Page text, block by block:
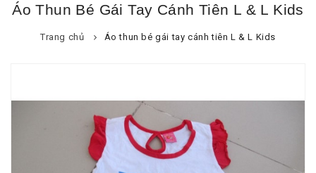
Áo Thun Bé Gái Tay Cánh Tiên L & L Kids
Trang chủ Áo thun bé gái tay cánh tiên L & L Kids